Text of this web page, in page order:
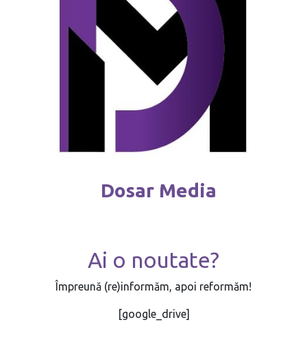
Dosar Media
Ai o noutate?
Împreună (re)informăm, apoi reformăm!
[google_drive]